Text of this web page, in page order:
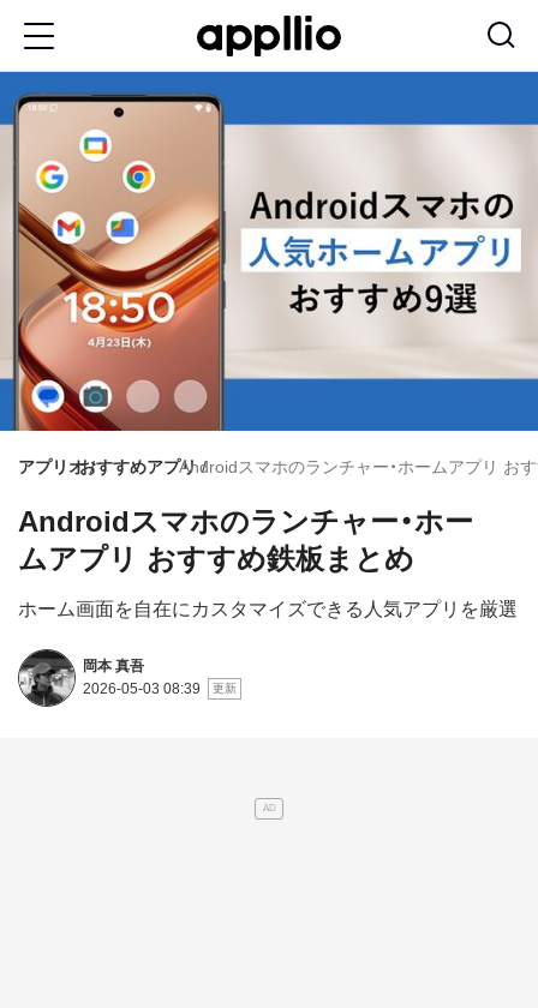
ン
コ
テ
に
移
アプリオおすすめアプリAndroidスマホのランチャー・ホームアプリ お
Androidスマホのランチャー・ホー
ムアプリ おすすめ鉄板まとめ
ホーム画面を自在にカスタマイズできる人気アプリを厳選
岡本 真吾
2026-05-03 08:39